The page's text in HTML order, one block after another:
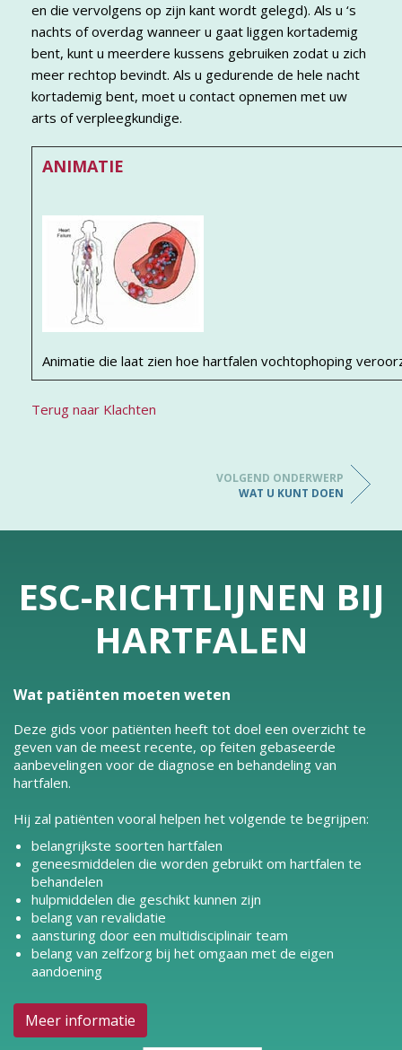
en die vervolgens op zijn kant wordt gelegd). Als u ‘s
nachts of overdag wanneer u gaat liggen kortademig
bent, kunt u meerdere kussens gebruiken zodat u zich
meer rechtop bevindt. Als u gedurende de hele nacht
kortademig bent, moet u contact opnemen met uw
arts of verpleegkundige.
ANIMATIE
Animatie die laat zien hoe hartfalen vochtophoping
Terug naar Klachten
VOLGEND ONDERWERP
WAT U KUNT DOEN
ESC-RICHTLIJNEN BIJ
HARTFALEN
Wat patiënten moeten weten
Deze gids voor patiënten heeft tot doel een overzicht te
geven van de meest recente, op feiten gebaseerde
aanbevelingen voor de diagnose en behandeling van
hartfalen.
Hij zal patiënten vooral helpen het volgende te begrijpen:
belangrijkste soorten hartfalen
geneesmiddelen die worden gebruikt om hartfalen te
behandelen
hulpmiddelen die geschikt kunnen zijn
belang van revalidatie
aansturing door een multidisciplinair team
belang van zelfzorg bij het omgaan met de eigen
aandoening
Meer informatie